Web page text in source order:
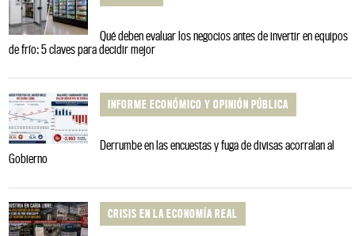
Qué deben evaluar los negocios antes de invertir en equipos
de frío: 5 claves para decidir mejor
INFORME ECONÓMICO Y OPINIÓN PÚBLICA
Derrumbe en las encuestas y fuga de divisas acorralan al
Gobierno
CRISIS EN LA ECONOMÍA REAL